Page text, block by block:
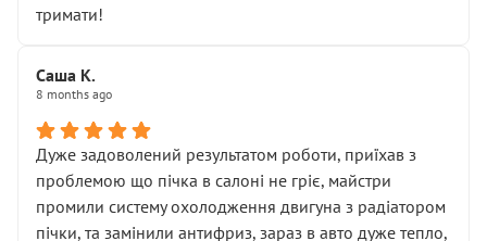
тримати!
Саша К.
8 months ago
Дуже задоволений результатом роботи, приїхав з
проблемою що пічка в салоні не гріє, майстри
промили систему охолодження двигуна з радіатором
пічки, та замінили антифриз, зараз в авто дуже тепло,